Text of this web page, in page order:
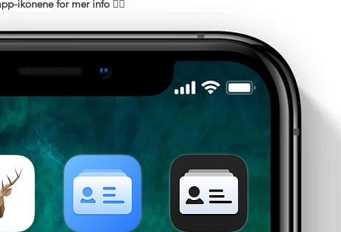
ikonene for mer info 👇🏻